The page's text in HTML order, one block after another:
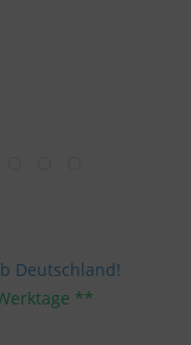
Deutschland!
**